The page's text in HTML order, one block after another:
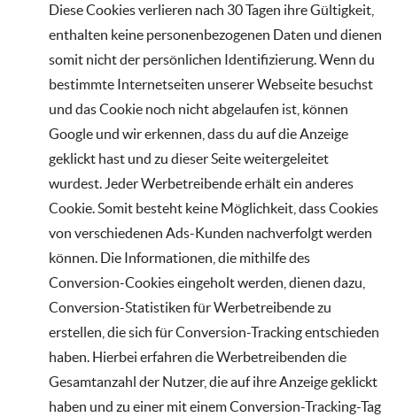
Diese Cookies verlieren nach 30 Tagen ihre Gültigkeit,
enthalten keine personenbezogenen Daten und dienen
somit nicht der persönlichen Identifizierung. Wenn du
bestimmte Internetseiten unserer Webseite besuchst
und das Cookie noch nicht abgelaufen ist, können
Google und wir erkennen, dass du auf die Anzeige
geklickt hast und zu dieser Seite weitergeleitet
wurdest. Jeder Werbetreibende erhält ein anderes
Cookie. Somit besteht keine Möglichkeit, dass Cookies
von verschiedenen Ads-Kunden nachverfolgt werden
können. Die Informationen, die mithilfe des
Conversion-Cookies eingeholt werden, dienen dazu,
Conversion-Statistiken für Werbetreibende zu
erstellen, die sich für Conversion-Tracking entschieden
haben. Hierbei erfahren die Werbetreibenden die
Gesamtanzahl der Nutzer, die auf ihre Anzeige geklickt
haben und zu einer mit einem Conversion-Tracking-Tag